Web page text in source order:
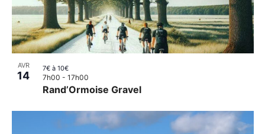
AVR
14
Rand’Ormoise Gravel
7h00 - 17h00
7€ à 10€